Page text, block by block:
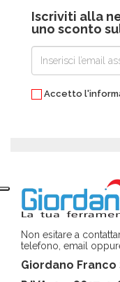
Iscriviti alla
uno sconto
Accetto
Non esitare a
telefono, email
Giordano Franco